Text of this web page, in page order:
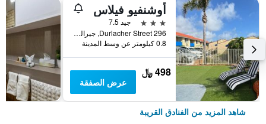
أوشنفيو فيلاس
3 نجوم
جيد 7.5
296 Durlacher Street, جيرالدتون, WA, أستراليا
0.8 كيلومتر عن وسط المدينة
498 ﷼
عرض الصفقة
شاهد المزيد من الفنادق القريبة